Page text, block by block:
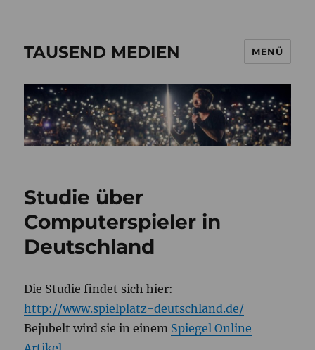
TAUSEND MEDIEN MENÜ
Studie über
Computerspieler in
Deutschland
Die Studie findet sich hier:
http://www.spielplatz-deutschland.de/
Bejubelt wird sie in einem Spiegel Online